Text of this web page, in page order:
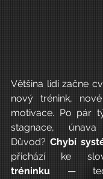
Většina lidí začne
nový trénink,
motivace. Po pár
stagnace,
Důvod? Chybí
přichází ke
tréninku —